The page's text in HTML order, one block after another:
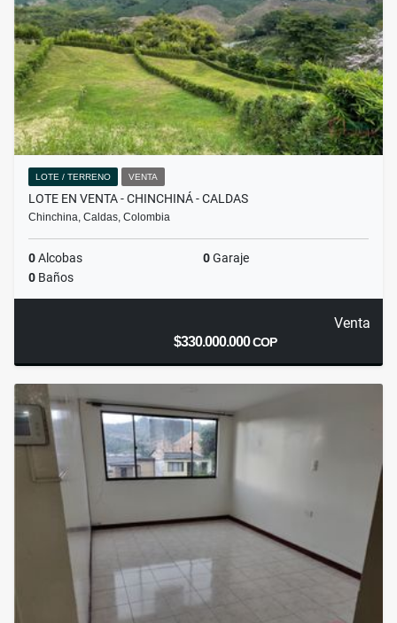
LOTE / TERRENO VENTA
LOTE EN VENTA - CHINCHINÁ - CALDAS
Chinchina, Caldas, Colombia
0Alcobas 0Garaje
0 Baños
Venta
$330.000.000COP